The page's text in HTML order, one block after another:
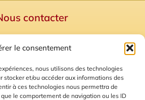
le consentement
nous utilisons des technologies
stocker et/ou accéder aux informations des
à ces technologies nous permettra de
le comportement de navigation ou les ID
contacter
Plan du site
des Cookies